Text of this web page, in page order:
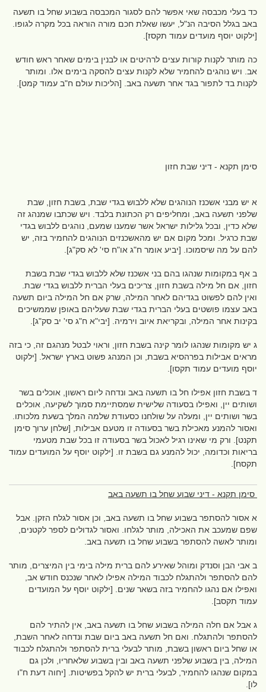
כד בעלי מכבסה שאי אפשר להם לסגור המכבסה בשבוע שחל בו תשעה
באב בגלל הסיבה הנ"ל, יעשו שאלת חכם מורה הוראה בכל מקרה לגופו.
[ילקוט יוסף מועדים עמוד תקסז].
כה מותר לקנות קורות עצים לרהיטים או לבנין בימים שאחר ראש חודש
אב. ויש נוהגים להחמיר שלא לקנות עצים להסקה בימים אלו. ומותר
לקנות בד לתפור בגד אחר תשעה באב. [הליכות עולם ח"ב עמוד קמט].
סימן תקנא - דיני שבת חזון
א יש מבני אשכנז הנוהגים שלא ללבוש בגדי שבת, בשבת חזון, שבת
שלפני תשעה באב, ומחליפים רק הכתונת בלבד. ויש שכתבו שמנהג זה
שלא כדין, ובכל גלילות ישראל אשר שמענו שמעם, נוהגים ללבוש בגדי
שבת כרגיל. ומכל מקום אם יש מהאשכנזים הנוהגים להחמיר בזה, יש
להם על מה שיסמוכו. [יביע אומר ח"ג או"ח סי' לא סק"ג].
ב אף במקומות שנהגו בהם בני אשכנז שלא ללבוש בגדי שבת בשבת
חזון, אם חל מילה בשבת חזון, צריכים בעלי הברית ללבוש בגדי שבת.
ואין להם לפשוט בגדיהם לאחר המילה, שרק אם חל המילה ביום תשעה
באב עצמו פושטים בעלי הברית בגדי שבת שעליהם באופן שממשיכים
בקינות אחר המילה, ובקריאת איוב וירמיה. [יבי"א ח"ג סי' יב סק"ג].
ג יש מקומות שנהגו לומר קינה בשבת חזון, וראוי לבטל מנהגם זה, כי בזה
מראים אבילות בפרהסיא בשבת, וכן המנהג פשוט בארץ ישראל. [ילקוט
יוסף מועדים עמוד תקסו].
ד בשבת חזון אפילו חל בו תשעה באב ונדחה ליום ראשון, אוכלים בשר
ושותים יין, ואפילו בסעודה שלישית שמסתיימת סמוך לשקיעה, אוכלים
בשר ושותים יין, ומעלה על שולחנו כסעודת שלמה המלך בשעת מלכותו.
ואסור להמנע מאכילת בשר בסעודה זו מטעם אבילות, [שלחן ערוך סימן
תקנט]. ורק מי שאינו רגיל לאכול בשר בסעודה זו בכל שבת מטעמי
בריאות וכדומה, יכול להמנע גם בשבת זו. [ילקוט יוסף על המועדים עמוד
תקסח].
סימן תקנא - דיני שבוע שחל בו תשעה באב
א אסור להסתפר בשבוע שחל בו תשעה באב, וכן אסור לגלח הזקן. אבל
שפם שמעכב את האכילה, מותר לגלחו. ואסור לגדולים לספר לקטנים,
ומותר לאשה להסתפר בשבוע שחל בו תשעה באב.
ב אבי הבן וסנדק ומוהל שאירע להם ברית מילה בימי בין המיצרים, מותר
להם להסתפר ולהתגלח לכבוד המילה אפילו לאחר שנכנס חודש אב,
ואפילו אם נהגו להחמיר בזה בשאר שנים. [ילקוט יוסף על המועדים
עמוד תקסב].
ג אבל אם חלה המילה בשבוע שחל בו תשעה באב, אין להתיר להם
להסתפר ולהתגלח. ואם חל תשעה באב ביום שבת ונדחה לאחר השבת,
או שחל ביום ראשון בשבת, מותר לבעלי ברית להסתפר ולהתגלח לכבוד
המילה, בין בשבוע שלפני תשעה באב ובין בשבוע שלאחריו, ולכן גם
במקום שנהגו להחמיר, לבעלי ברית יש להקל בפשיטות. [יחוה דעת ח"ו
לו].